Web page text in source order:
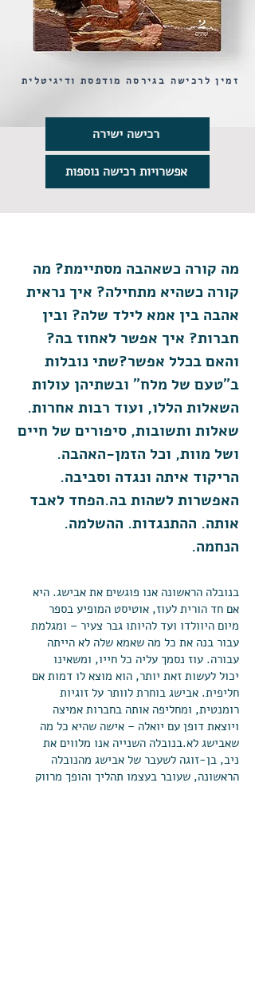
זמין לרכישה בגירסה מודפסת ודיגיטלית
רכישה ישירה
אפשרויות רכישה נוספות
מה קורה כשאהבה מסתיימת? מה
קורה כשהיא מתחילה? איך נראית
אהבה בין אמא לילד שלה? ובין
חברות? איך אפשר לאחוז בה?
והאם בכלל אפשר?שתי נובלות
ב״טעם של מלח״ ובשתיהן עולות
השאלות הללו, ועוד רבות אחרות.
שאלות ותשובות, סיפורים של חיים
ושל מוות, וכל הזמן-האהבה.
הריקוד איתה ונגדה וסביבה.
האפשרות לשהות בה.הפחד לאבד
אותה. ההתנגדות. ההשלמה.
הנחמה.
בנובלה הראשונה אנו פוגשים את אבישג. היא
אם חד הורית לעוז, אוטיסט המופיע בספר
מיום היוולדו ועד להיותו גבר צעיר – ומגלמת
עבור בנה את כל מה שאמא שלה לא הייתה
עבורה. עוז נסמך עליה כל חייו, ומשאינו
יכול לעשות זאת יותר, הוא מוצא לו דמות אם
חליפית. אבישג בוחרת לוותר על זוגיות
רומנטית, ומחליפה אותה בחברות אמיצה
ויוצאת דופן עם יואלה – אישה שהיא כל מה
שאבישג לא.בנובלה השנייה אנו מלווים את
ניב, בן-זוגה לשעבר של אבישג מהנובלה
הראשונה, שעובר בעצמו תהליך והופך מרווק